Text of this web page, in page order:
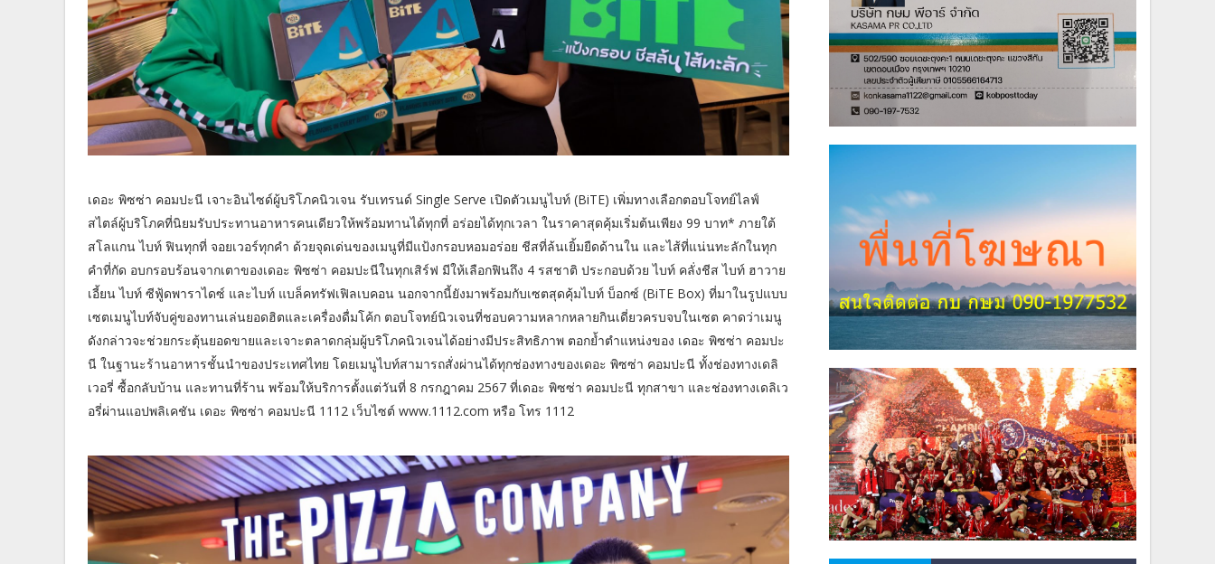
เดอะ พิซซ่า คอมปะนี เจาะอินไซด์ผู้บริโภคนิวเจน รับเทรนด์ Single Serve เปิดตัวเมนูไบท์ (BiTE) เพิ่มทางเลือกตอบโจทย์ไลฟ์
สไตล์ผู้บริโภคที่นิยมรับประทานอาหารคนเดียวให้พร้อมทานได้ทุกที่ อร่อยได้ทุกเวลา ในราคาสุดคุ้มเริ่มต้นเพียง 99 บาท* ภายใต้
สโลแกน ไบท์ ฟินทุกที่ จอยเวอร์ทุกคำ ด้วยจุดเด่นของเมนูที่มีแป้งกรอบหอมอร่อย ชีสที่ล้นเยิ้มยืดด้านใน และไส้ที่แน่นทะลักในทุก
คำที่กัด อบกรอบร้อนจากเตาของเดอะ พิซซ่า คอมปะนีในทุกเสิร์ฟ มีให้เลือกฟินถึง 4 รสชาติ ประกอบด้วย ไบท์ คลั่งชีส ไบท์ ฮาวาย
เอี้ยน ไบท์ ซีฟู้ดพาราไดซ์ และไบท์ แบล็คทรัฟเฟิลเบคอน นอกจากนี้ยังมาพร้อมกับเซตสุดคุ้มไบท์ บ็อกซ์ (BiTE Box) ที่มาในรูปแบบ
เซตเมนูไบท์จับคู่ของทานเล่นยอดฮิตและเครื่องดื่มโค้ก ตอบโจทย์นิวเจนที่ชอบความหลากหลายกินเดี่ยวครบจบในเซต คาดว่าเมนู
ดังกล่าวจะช่วยกระตุ้นยอดขายและเจาะตลาดกลุ่มผู้บริโภคนิวเจนได้อย่างมีประสิทธิภาพ ตอกย้ำตำแหน่งของ เดอะ พิซซ่า คอมปะ
นี ในฐานะร้านอาหารชั้นนำของประเทศไทย โดยเมนูไบท์สามารถสั่งผ่านได้ทุกช่องทางของเดอะ พิซซ่า คอมปะนี ทั้งช่องทางเดลิ
เวอรี่ ซื้อกลับบ้าน และทานที่ร้าน พร้อมให้บริการตั้งแต่วันที่ 8 กรกฎาคม 2567 ที่เดอะ พิซซ่า คอมปะนี ทุกสาขา และช่องทางเดลิเว
อรี่ผ่านแอปพลิเคชัน เดอะ พิซซ่า คอมปะนี 1112 เว็บไซต์ www.1112.com หรือ โทร 1112